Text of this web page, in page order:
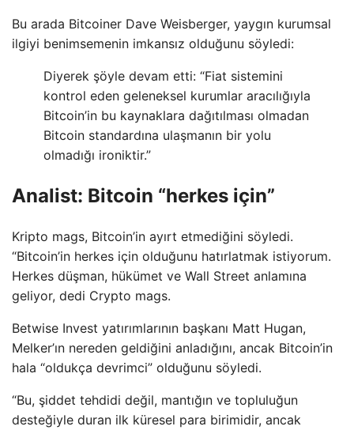
Bu arada Bitcoiner Dave Weisberger, yaygın kurumsal
ilgiyi benimsemenin imkansız olduğunu söyledi:
Diyerek şöyle devam etti: “Fiat sistemini
kontrol eden geleneksel kurumlar aracılığıyla
Bitcoin’in bu kaynaklara dağıtılması olmadan
Bitcoin standardına ulaşmanın bir yolu
olmadığı ironiktir.”
Analist: Bitcoin “herkes için”
Kripto mags, Bitcoin’in ayırt etmediğini söyledi.
“Bitcoin’in herkes için olduğunu hatırlatmak istiyorum.
Herkes düşman, hükümet ve Wall Street anlamına
geliyor, dedi Crypto mags.
Betwise Invest yatırımlarının başkanı Matt Hugan,
Melker’ın nereden geldiğini anladığını, ancak Bitcoin’in
hala “oldukça devrimci” olduğunu söyledi.
“Bu, şiddet tehdidi değil, mantığın ve topluluğun
desteğiyle duran ilk küresel para birimidir, ancak